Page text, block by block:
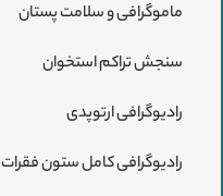
ماموگرافی و سلامت پستان
سنجش تراکم استخوان
رادیوگرافی ارتوپدی
رادیوگرافی کامل ستون فقرات